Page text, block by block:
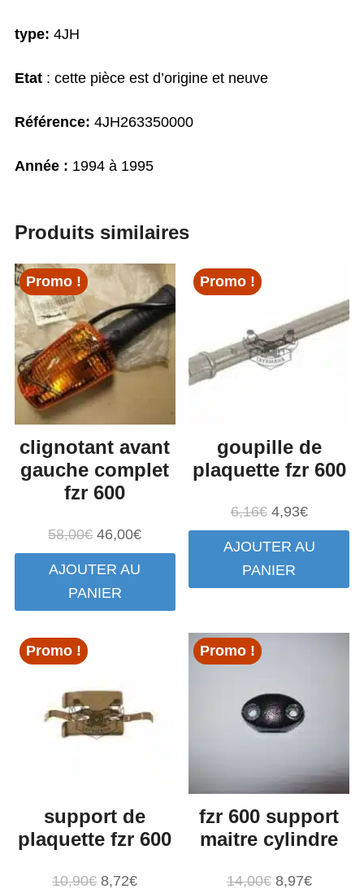
type: 4JH
Etat : cette pièce est d’origine et neuve
Référence: 4JH263350000
Année : 1994 à 1995
Produits similaires
Promo !
clignotant avant
gauche complet
fzr 600
58,00€ Le
prix
initial
était :
46,00€Le
prix
AJOUTER AU
PANIER
Promo !
goupille de
plaquette fzr 600
6,16€ Le
prix
initial
était :
4,93€Le
prix
actuel
AJOUTER AU
PANIER
Promo !
support de
plaquette fzr 600
10,90€ Le
8,72€Le
Promo !
fzr 600 support
maitre cylindre
14,00€ Le
8,97€Le